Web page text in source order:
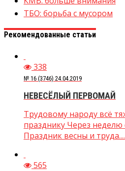
ТБО: борьба с мусором
Рекомендованные статьи
338
№ 16 (3746) 24.04.2019
НЕВЕСЁЛЫЙ ПЕРВОМАЙ
Трудовому народу всё
празднику Через неделю
Праздник весны и труда....
565